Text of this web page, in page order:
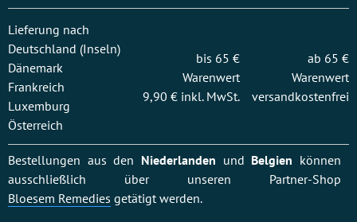
Lieferung nach
Deutschland (Inseln)
Dänemark
Frankreich
Luxemburg
Österreich
bis 65 €
Warenwert
9,90 € inkl. MwSt.
ab 65 €
Warenwert
versandkostenfrei
Bestellungen aus den Niederlanden und Belgien können
ausschließlich über unseren Partner-Shop
Bloesem Remedies getätigt werden.